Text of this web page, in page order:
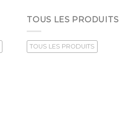
TOUS LES PRODUITS
TOUS LES PRODUITS